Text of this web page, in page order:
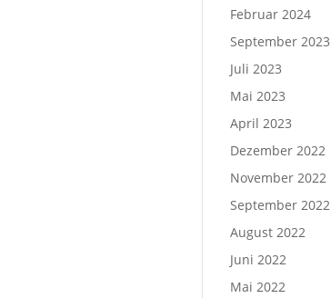
Februar 2024
September 2023
Juli 2023
Mai 2023
April 2023
Dezember 2022
November 2022
September 2022
August 2022
Juni 2022
Mai 2022